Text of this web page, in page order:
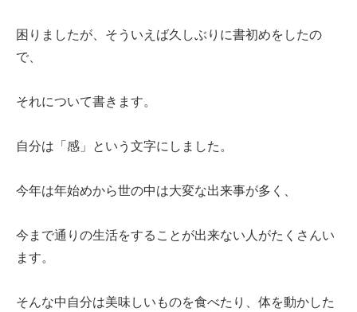
大型パネル事業
ソーラー
困りましたが、そういえば久しぶりに書初めをしたの
で、
それについて書きます。
自分は「感」という文字にしました。
今年は年始めから世の中は大変な出来事が多く、
今まで通りの生活をすることが出来ない人がたくさんい
ます。
そんな中自分は美味しいものを食べたり、体を動かした